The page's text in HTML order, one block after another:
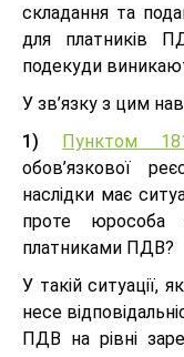
складання та
для платників
подекуди
У зв’язку з цим
1)
Пунктом
обов’язкової
наслідки має
проте юрособа
платниками ПДВ?
У такій ситуації,
несе
ПДВ на рівні